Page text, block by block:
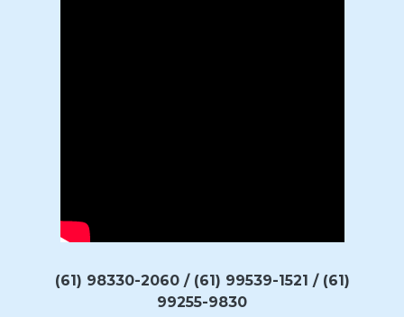
(61) 98330-2060 / (61) 99539-1521 / (61)
99255-9830